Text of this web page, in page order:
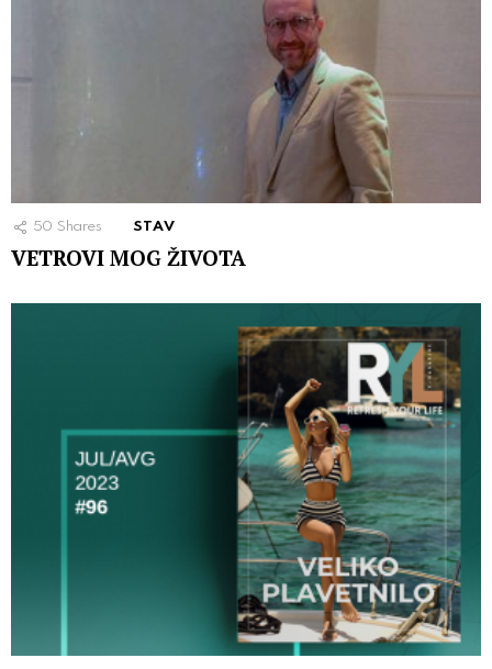
50 Shares STAV
VETROVI MOG ŽIVOTA